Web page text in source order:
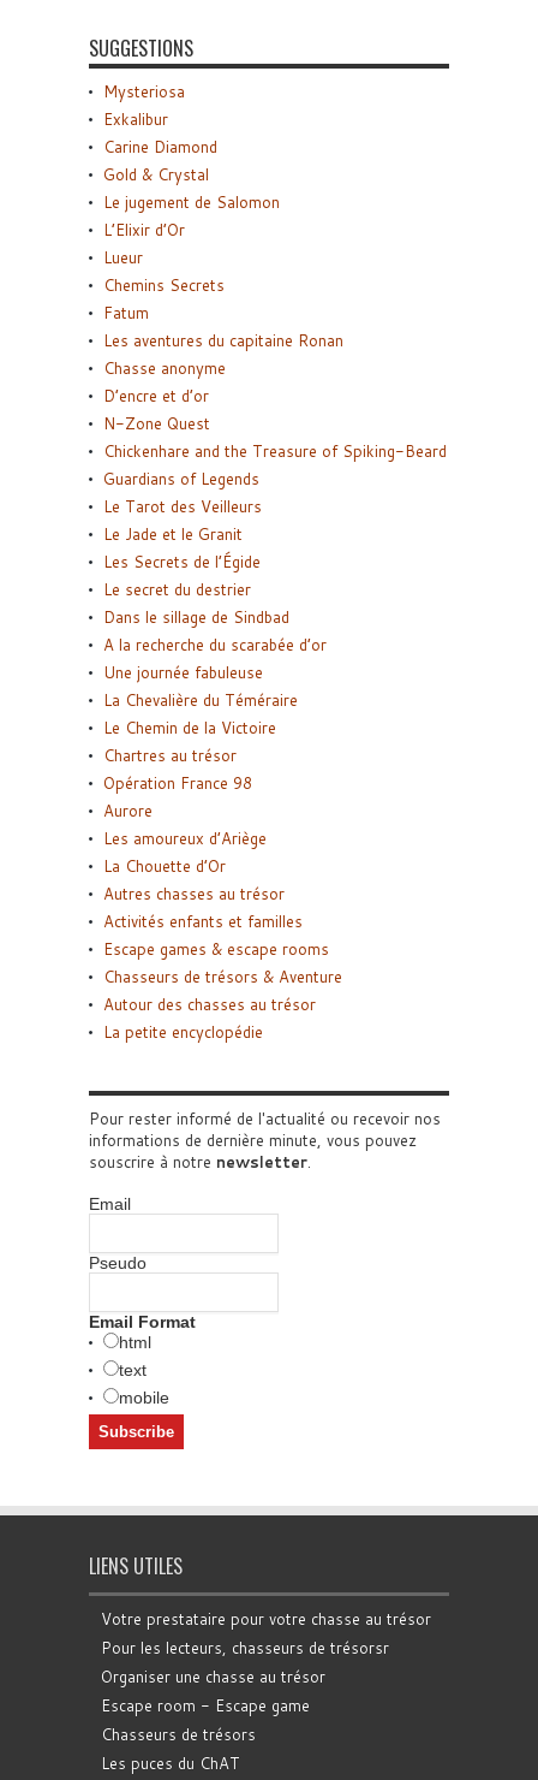
SUGGESTIONS
Mysteriosa
Exkalibur
Carine Diamond
Gold & Crystal
Le jugement de Salomon
L’Elixir d’Or
Lueur
Chemins Secrets
Fatum
Les aventures du capitaine Ronan
Chasse anonyme
D’encre et d’or
N-Zone Quest
Chickenhare and the Treasure of Spiking-Beard
Guardians of Legends
Le Tarot des Veilleurs
Le Jade et le Granit
Les Secrets de l’Égide
Le secret du destrier
Dans le sillage de Sindbad
A la recherche du scarabée d’or
Une journée fabuleuse
La Chevalière du Téméraire
Le Chemin de la Victoire
Chartres au trésor
Opération France 98
Aurore
Les amoureux d’Ariège
La Chouette d’Or
Autres chasses au trésor
Activités enfants et familles
Escape games & escape rooms
Chasseurs de trésors & Aventure
Autour des chasses au trésor
La petite encyclopédie
Pour rester informé de l'actualité ou recevoir nos
informations de dernière minute, vous pouvez
souscrire à notre newsletter.
Email
Pseudo
Email Format
html
text
mobile
LIENS UTILES
Votre prestataire pour votre chasse au trésor
Pour les lecteurs, chasseurs de trésorsr
Organiser une chasse au trésor
Escape room - Escape game
Chasseurs de trésors
Les puces du ChAT